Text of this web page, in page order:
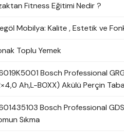
Fitness Eğitimi Nedir ?
Mobilya: Kalite , Estetik ve
Toplu Yemek
Bosch Professional
Ah,L-BOXX) Akülü Perçin
Bosch Professional
Sıkma